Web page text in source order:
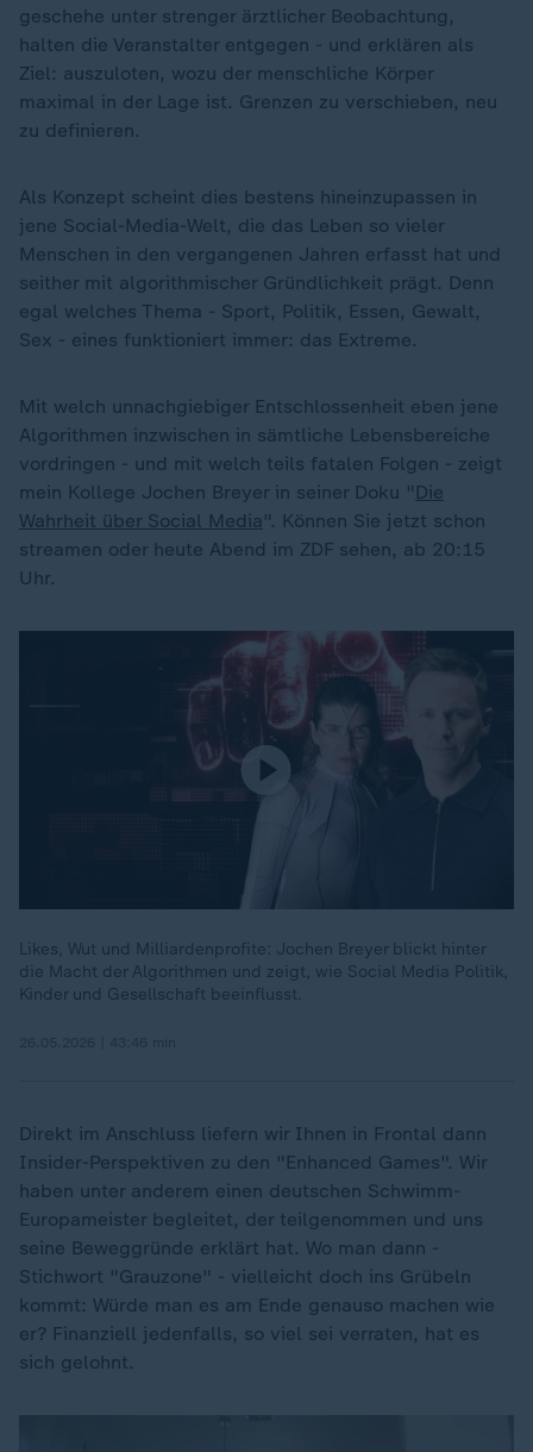
geschehe unter strenger ärztlicher Beobachtung,
halten die Veranstalter entgegen - und erklären als
Ziel: auszuloten, wozu der menschliche Körper
maximal in der Lage ist. Grenzen zu verschieben, neu
zu definieren.
Als Konzept scheint dies bestens hineinzupassen in
jene Social-Media-Welt, die das Leben so vieler
Menschen in den vergangenen Jahren erfasst hat und
seither mit algorithmischer Gründlichkeit prägt. Denn
egal welches Thema - Sport, Politik, Essen, Gewalt,
Sex - eines funktioniert immer: das Extreme.
Mit welch unnachgiebiger Entschlossenheit eben jene
Algorithmen inzwischen in sämtliche Lebensbereiche
vordringen - und mit welch teils fatalen Folgen - zeigt
mein Kollege Jochen Breyer in seiner Doku " Die
Wahrheit über Social Media ". Können Sie jetzt schon
streamen oder heute Abend im ZDF sehen, ab 20:15
Uhr.
Likes, Wut und Milliardenprofite: Jochen Breyer blickt hinter
die Macht der Algorithmen und zeigt, wie Social Media Politik,
Kinder und Gesellschaft beeinflusst.
Direkt im Anschluss liefern wir Ihnen in Frontal dann
Insider-Perspektiven zu den "Enhanced Games". Wir
haben unter anderem einen deutschen Schwimm-
Europameister begleitet, der teilgenommen und uns
seine Beweggründe erklärt hat. Wo man dann -
Stichwort "Grauzone" - vielleicht doch ins Grübeln
kommt: Würde man es am Ende genauso machen wie
er? Finanziell jedenfalls, so viel sei verraten, hat es
sich gelohnt.